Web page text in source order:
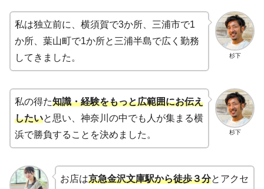
杉下
私は独立前に、横須賀で3か所、三浦市で1
か所、葉山町で1か所と三浦半島で広く勤務
してきました。
杉下
私の得た知識・経験をもっと広範囲にお伝え
したいと思い、神奈川の中でも人が集まる横
浜で勝負することを決めました。
お店は京急金沢文庫駅から徒歩３分とアクセ